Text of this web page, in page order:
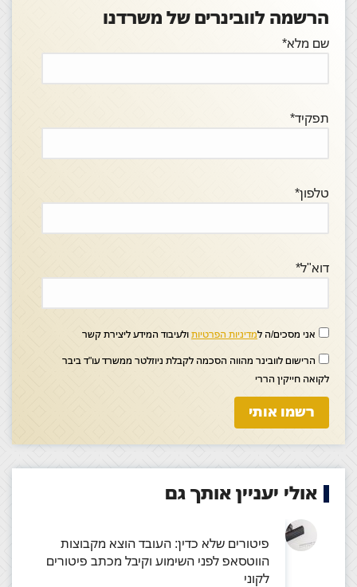
הרשמה לוובינרים של משרדנו
שם מלא*
תפקיד*
טלפון*
דוא"ל*
אני מסכים/ה למדיניות הפרטיות ולעיבוד המידע ליצירת קשר
הרישום לוובינר מהווה הסכמה לקבלת ניוזלטר ממשרד עו"ד ביבר
לקואה חייקין הררי
אולי יעניין אותך גם
פיטורים שלא כדין: העובד הוצא מקבוצות
הווטסאפ לפני השימוע וקיבל מכתב פיטורים
לקוני